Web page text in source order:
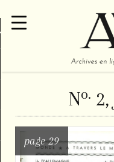
No. 2,
page 29